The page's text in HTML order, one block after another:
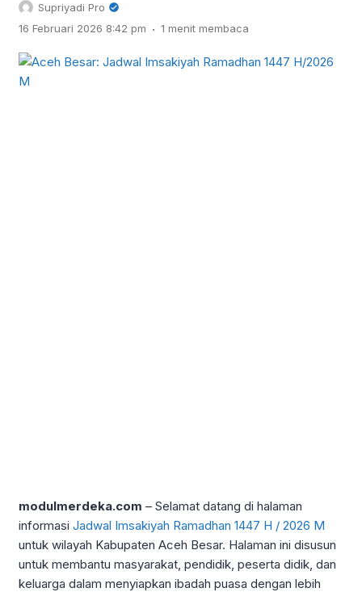
Supriyadi Pro
16 Februari 2026 8:42 pm . 1 menit membaca
modulmerdeka.com – Selamat datang di halaman
informasi Jadwal Imsakiyah Ramadhan 1447 H / 2026 M
untuk wilayah Kabupaten Aceh Besar. Halaman ini disusun
untuk membantu masyarakat, pendidik, peserta didik, dan
keluarga dalam menyiapkan ibadah puasa dengan lebih